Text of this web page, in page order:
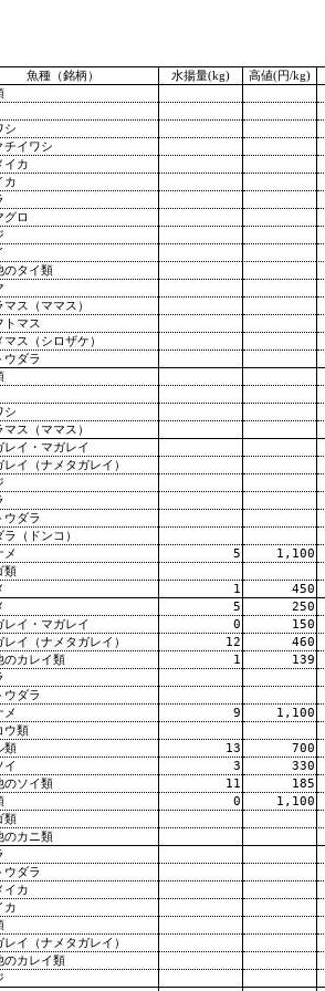
魚種（銘柄） 水揚量(kg) 高値(円/kg)
シ
チイワシ
イカ
カ
グロ
のタイ類
ス（ママス）
トマス
マス（シロザケ）
ウダラ
シ
ス（ママス）
レイ・マガレイ
レイ（ナメタガレイ）
ウダラ
（ドンコ）
メ 5 1,100
類
1 450
5 250
レイ・マガレイ 0 150
レイ（ナメタガレイ） 12 460
のカレイ類 1 139
ウダラ
メ 9 1,100
ウ類
類 13 700
イ 3 330
のソイ類 11 185
0 1,100
類
のカニ類
ウダラ
イカ
カ
レイ（ナメタガレイ）
のカレイ類